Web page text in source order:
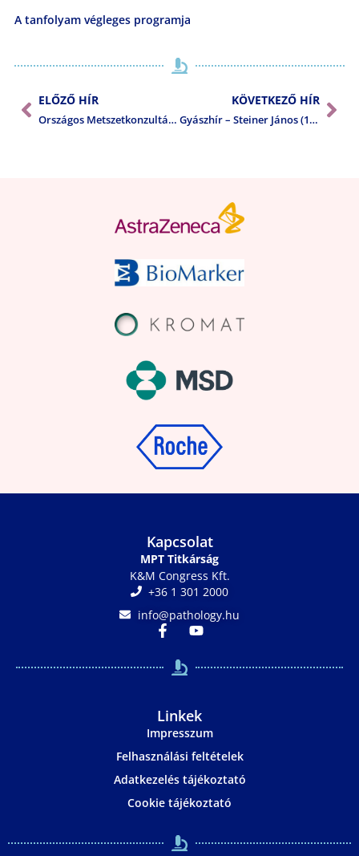
A tanfolyam végleges programja
ELŐZŐ HÍR
Országos Metszetkonzultáció – 2024. január 26.
KÖVETKEZŐ HÍR
Gyászhír – Steiner János (1946-2024)
Kapcsolat
MPT Titkárság
K&M Congress Kft.
+36 1 301 2000
info@pathology.hu
Linkek
Impresszum
Felhasználási feltételek
Adatkezelés tájékoztató
Cookie tájékoztató